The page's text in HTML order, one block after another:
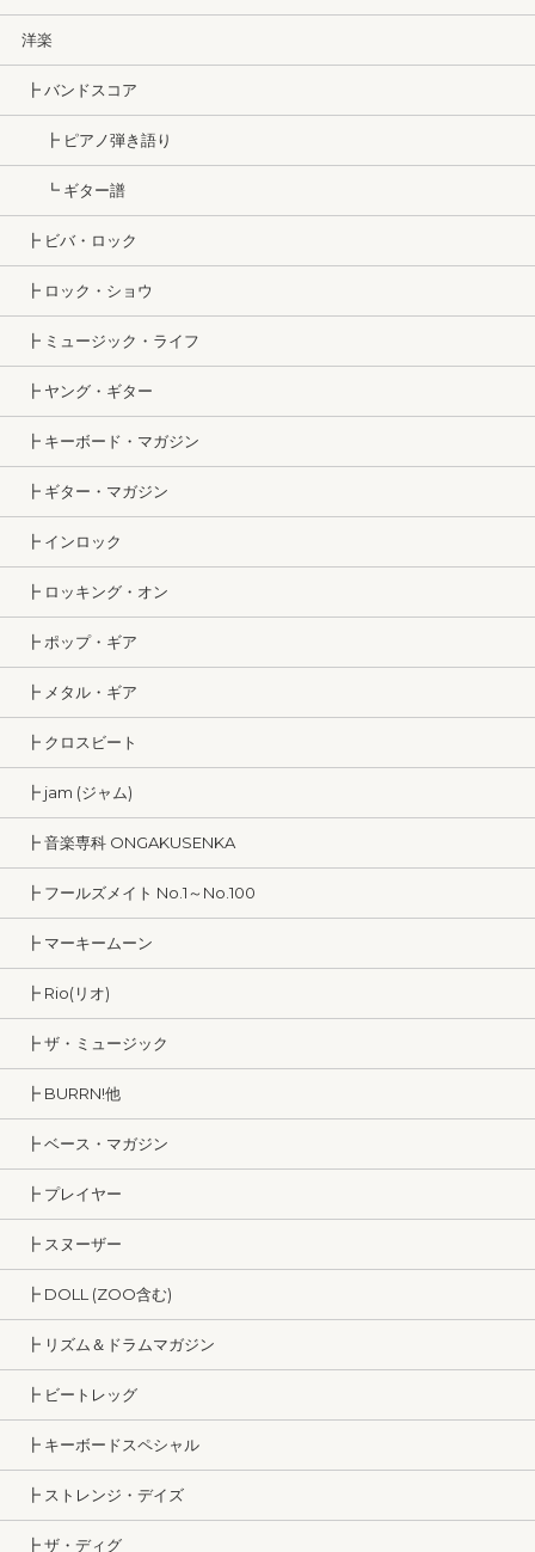
洋楽
┣ バンドスコア
┣ ピアノ弾き語り
┗ ギター譜
┣ ビバ・ロック
┣ ロック・ショウ
┣ ミュージック・ライフ
┣ ヤング・ギター
┣ キーボード・マガジン
┣ ギター・マガジン
┣ インロック
┣ ロッキング・オン
┣ ポップ・ギア
┣ メタル・ギア
┣ クロスビート
┣ jam (ジャム)
┣ 音楽専科 ONGAKUSENKA
┣ フールズメイト No.1～No.100
┣ マーキームーン
┣ Rio(リオ)
┣ ザ・ミュージック
┣ BURRN!他
┣ ベース・マガジン
┣ プレイヤー
┣ スヌーザー
┣ DOLL (ZOO含む)
┣ リズム＆ドラムマガジン
┣ ビートレッグ
┣ キーボードスペシャル
┣ ストレンジ・デイズ
┣ ザ・ディグ